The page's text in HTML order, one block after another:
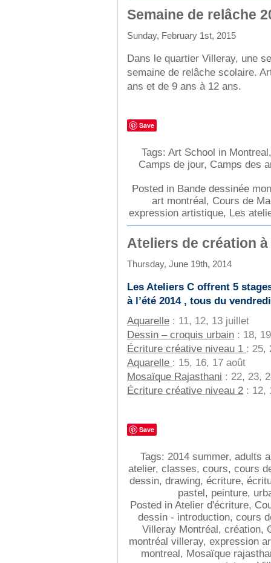
Semaine de relâche
Sunday, February 1st, 2015
Dans le quartier Villeray, une
semaine de relâche scolaire.
ans et de 9 ans à 12 ans.
Save
Tags: Art School in Montreal
Camps de jour, Camps des
Posted in Bande dessinée
art montréal, Cours de
expression artistique, Les
Ateliers de création
Thursday, June 19th, 2014
Les Ateliers C offrent 5
à l’été 2014 , tous du
Aquarelle : 11, 12, 13 juillet
Dessin – croquis urbain : 18,
Écriture créative niveau 1 : 25,
Aquarelle : 15, 16, 17 août
Mosaïque Rajasthani : 22, 23,
Écriture créative niveau 2 : 12,
Save
Tags: 2014 summer, adults
atelier, classes, cours, cours
dessin, drawing, écriture,
pastel, peinture,
Posted in Atelier d'écriture,
dessin - introduction, cours
Villeray Montréal, création,
montréal villeray, expression
montreal, Mosaïque